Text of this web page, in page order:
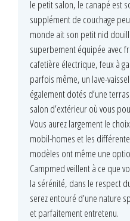
le petit salon, le canapé est
supplément de couchage
monde ait son petit nid
superbement équipée avec
cafetière électrique, feux à
parfois même, un lave-
également dotés d’une
salon d’extérieur où vous
Vous aurez largement le
mobil-homes et les
modèles ont même une
Campmed veillent à ce que
la sérénité, dans le respect
serez entouré d’une nature
et parfaitement entretenu.